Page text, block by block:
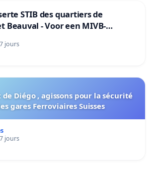
STIB des quartiers de
Beauval - Voor een MIVB-
de wijken Strombeek en Het
jours
Diégo , agissons pour la sécurité
gares Ferroviaires Suisses
jours